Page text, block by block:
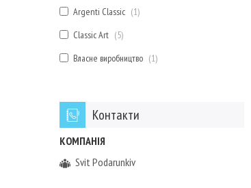
Argenti Classic
1
Classic Art
5
Власне виробництво
1
Контакти
Svit Podarunkiv